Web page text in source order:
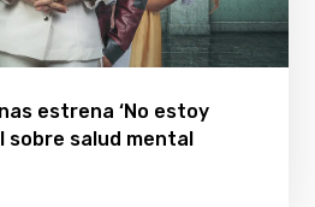
estrena ‘No estoy
sobre salud mental